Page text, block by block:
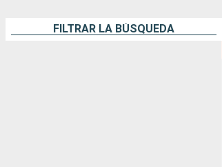
FILTRAR LA BÚSQUEDA